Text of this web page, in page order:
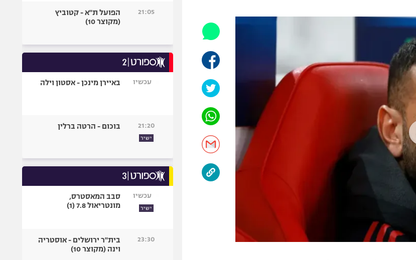
ליגה סינית
אופניים
כדורמים
פוטבול אמריקאי NFL
21:05
הפועל ת"א - קטוביץ
(מקוצר 10)
עכשיו באיירן מינכן - אסטון וילה
21:20
ישיר
בוכום - הרטה ברלין
עכשיו
ישיר
סבב המאסטרס,
מונטריאול 7.8 (1)
23:30
בית"ר ירושלים - אוסטריה
וינה (מקוצר 10)